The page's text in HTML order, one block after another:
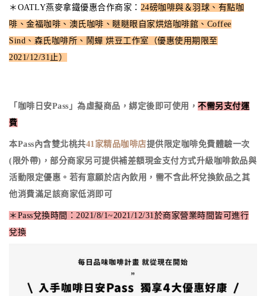
＊OATLY燕麥拿鐵優惠合作商家 ： 24磅咖啡與＆羽球、有點咖
啡、金福咖啡、澳氏咖啡、瞇瞇眼自家烘焙咖啡館、Coffee
Sind、森氏咖啡所、鬧蟬 烘豆工作室（優惠使用期限至
2021/12/31止）
「咖啡日安Pass」為虛擬商品，綁定後即可使用， 不需另支付運
費
本Pass內含雙北桃共41家精品咖啡店提供限定咖啡免費體驗一次
(限外帶)，部分商家另可提供補差額現金支付方式升級咖啡飲品與
活動限定優惠。 若有意願於店內飲用，需不含此杯兌換飲品之其
他消費滿足該商家低消即可
＊Pass兌換時間：2021/8/1~2021/12/31於商家營業時間皆可進行
兌換